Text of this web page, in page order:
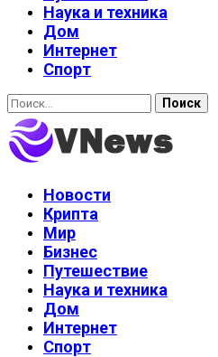
Наука и техника
Дом
Интернет
Спорт
Найти:
Новости
Крипта
Мир
Бизнес
Путешествие
Наука и техника
Дом
Интернет
Спорт